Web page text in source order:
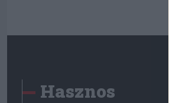
Hasznos